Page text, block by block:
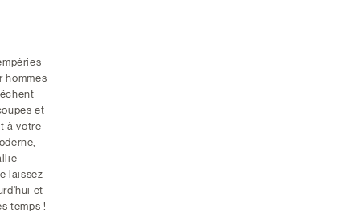
hommes
et
à votre
laissez
et
temps !